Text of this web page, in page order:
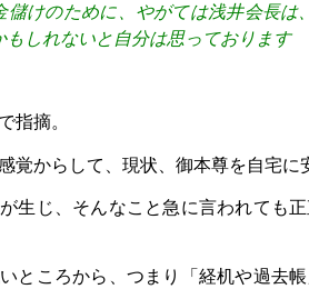
儲けのために、やがては浅井会長は
もしれないと自分は思っております
指摘。
覚からして、現状、御本尊を自宅に
生じ、そんなこと急に言われても
ところから、つまり「経机や過去